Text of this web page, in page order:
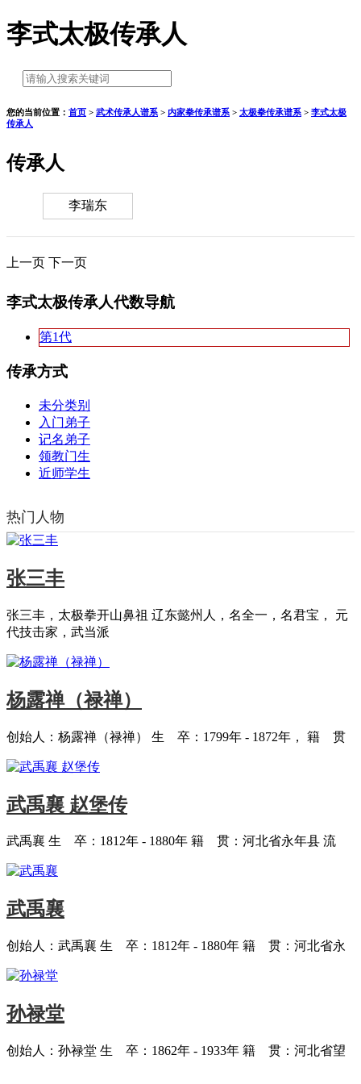
李式太极传承人
您的当前位置： 首页 > 武术传承人谱系 > 内家拳传承谱系 > 太极拳传承谱系 > 李式太极
传承人
传承人
李瑞东
上一页 下一页
李式太极传承人代数导航
第1代
传承方式
未分类别
入门弟子
记名弟子
领教门生
近师学生
热门人物
张三丰
张三丰，太极拳开山鼻祖 辽东懿州人，名全一，名君宝， 元
代技击家，武当派
杨露禅（禄禅）
创始人：杨露禅（禄禅） 生 卒：1799年 - 1872年， 籍 贯
武禹襄 赵堡传
武禹襄 生 卒：1812年 - 1880年 籍 贯：河北省永年县 流
武禹襄
创始人：武禹襄 生 卒：1812年 - 1880年 籍 贯：河北省永
孙禄堂
创始人：孙禄堂 生 卒：1862年 - 1933年 籍 贯：河北省望